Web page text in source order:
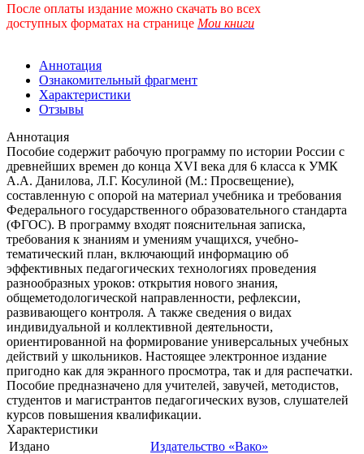
После оплаты издание можно скачать во всех
доступных форматах на странице Мои книги
Аннотация
Ознакомительный фрагмент
Характеристики
Отзывы
Аннотация
Пособие содержит рабочую программу по истории России с
древнейших времен до конца XVI века для 6 класса к УМК
А.А. Данилова, Л.Г. Косулиной (М.: Просвещение),
составленную с опорой на материал учебника и требования
Федерального государственного образовательного стандарта
(ФГОС). В программу входят пояснительная записка,
требования к знаниям и умениям учащихся, учебно-
тематический план, включающий информацию об
эффективных педагогических технологиях проведения
разнообразных уроков: открытия нового знания,
общеметодологической направленности, рефлексии,
развивающего контроля. А также сведения о видах
индивидуальной и коллективной деятельности,
ориентированной на формирование универсальных учебных
действий у школьников. Настоящее электронное издание
пригодно как для экранного просмотра, так и для распечатки.
Пособие предназначено для учителей, завучей, методистов,
студентов и магистрантов педагогических вузов, слушателей
курсов повышения квалификации.
Характеристики
Издано
Издательство «Вако»